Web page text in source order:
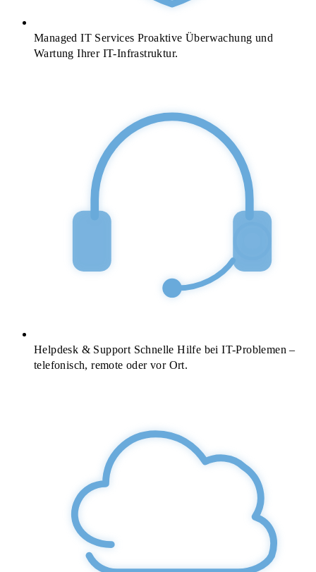
Managed IT Services Proaktive Überwachung und
Wartung Ihrer IT-Infrastruktur.
Helpdesk & Support Schnelle Hilfe bei IT-Problemen –
telefonisch, remote oder vor Ort.